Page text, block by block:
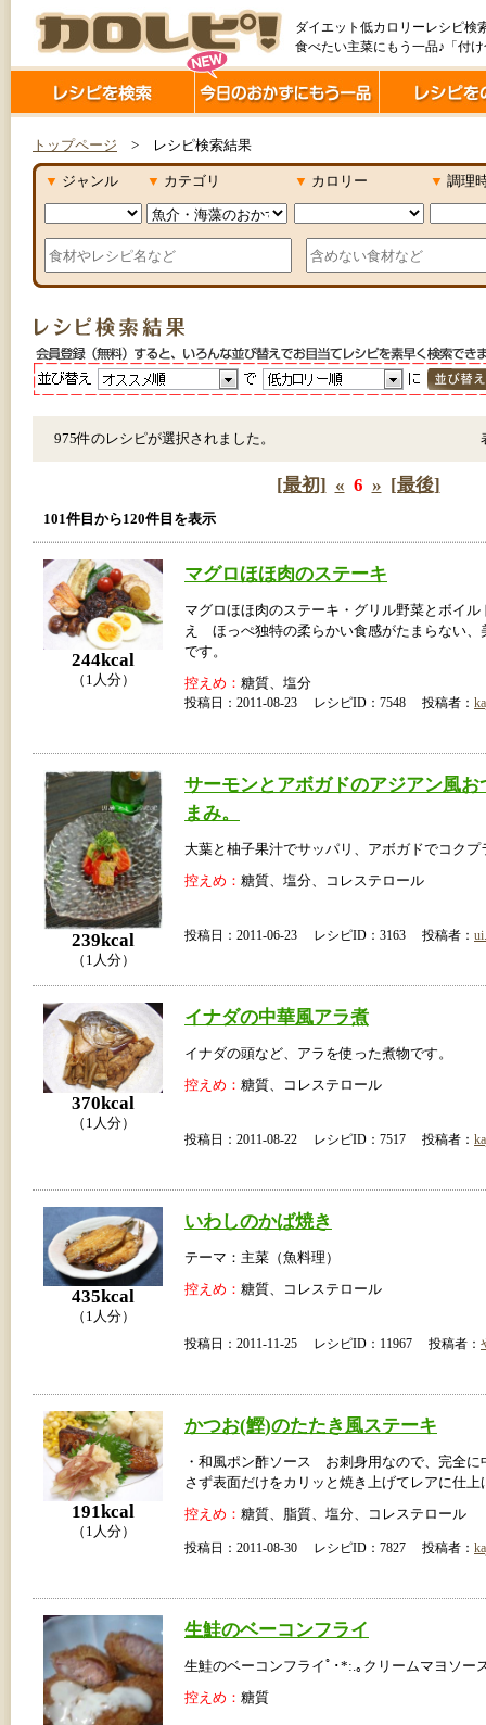
ダイエット低カロリーレシピ検
食べたい主菜にもう一品♪「付
トップページ > レシピ検索結果
▼ ジャンル ▼ カテゴリ ▼ カロリー ▼ 調理
975件のレシピが選択されました。
[最初] « 6 » [最後]
101件目から120件目を表示
244kcal
（1人分）
マグロほほ肉のステーキ
マグロほほ肉のステーキ・グリル野菜とボイル
え ほっぺ独特の柔らかい食感がたまらない、
です。
控えめ： 糖質、塩分
投稿日：2011-08-23 レシピID：7548 投稿者：
239kcal
（1人分）
サーモンとアボガドのアジアン風お
まみ。
大葉と柚子果汁でサッパリ、アボガドでコクプ
控えめ： 糖質、塩分、コレステロール
投稿日：2011-06-23 レシピID：3163 投稿者：
370kcal
（1人分）
イナダの中華風アラ煮
イナダの頭など、アラを使った煮物です。
控えめ： 糖質、コレステロール
投稿日：2011-08-22 レシピID：7517 投稿者：
435kcal
（1人分）
いわしのかば焼き
テーマ：主菜（魚料理）
控えめ： 糖質、コレステロール
投稿日：2011-11-25 レシピID：11967 投稿者：
191kcal
（1人分）
かつお(鰹)のたたき風ステーキ
・和風ポン酢ソース お刺身用なので、完全に
さず表面だけをカリッと焼き上げてレアに仕上
控えめ： 糖質、脂質、塩分、コレステロール
投稿日：2011-08-30 レシピID：7827 投稿者：
生鮭のベーコンフライ
生鮭のベーコンフライﾟ･*:.｡クリームマヨソー
控えめ： 糖質